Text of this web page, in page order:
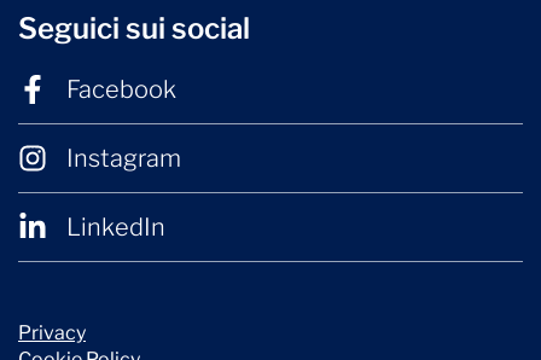
Seguici sui social
Facebook
Instagram
LinkedIn
Privacy